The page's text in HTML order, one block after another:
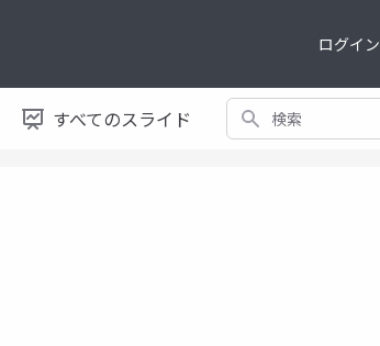
ログイン
すべてのスライド 検索